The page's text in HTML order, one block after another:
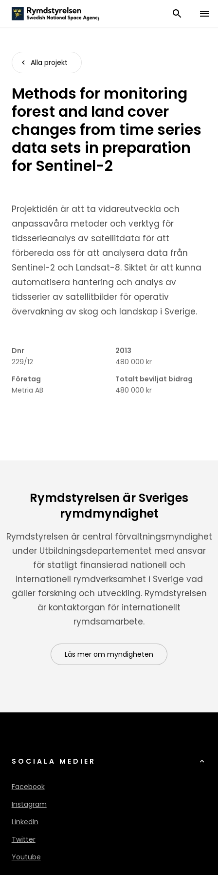
Visa och dölj
Visa
Alla projekt
Methods for monitoring
forest and land cover
changes from time series
data sets in preparation
for Sentinel-2
Projektidén är att ta vidareutveckla och
anpassavåra metoder och verktyg för
tidsserieanalys av satellitdata för att
förbereda oss för att analysera data från
Sentinel-2 och Landsat-8. Siktet är att kunna
automatisera hantering och analys av
tidsserier av satellitbilder för operativ
övervakning av skog och landskap i Sverige.
Dnr
229/12
Företag
Metria AB
2013
480 000 kr
Totalt beviljat bidrag
480 000 kr
Rymdstyrelsen är Sveriges
rymdmyndighet
Rymdstyrelsen är central förvaltningsmyndighet
under Utbildningsdepartementet med ansvar
för statligt finansierad nationell och
internationell rymdverksamhet i Sverige vad
gäller forskning och utveckling. Rymdstyrelsen
är kontaktorgan för internationellt
rymdsamarbete.
Läs mer om myndigheten
SOCIALA MEDIER
Facebook
Instagram
LinkedIn
Twitter
Youtube